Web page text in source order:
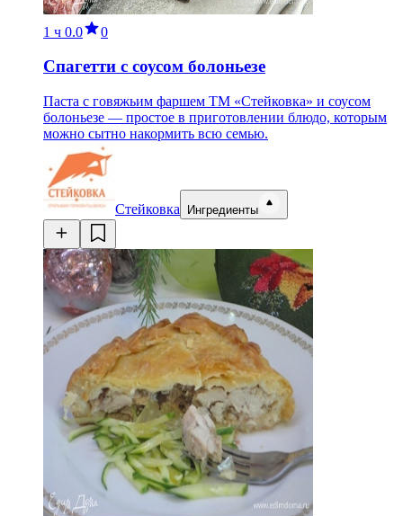
1 ч 0.0 0
Спагетти с соусом болоньезе
Паста с говяжьим фаршем ТМ «Стейковка» и соусом
болоньезе — простое в приготовлении блюдо, которым
можно сытно накормить всю семью.
Стейковка Ингредиенты